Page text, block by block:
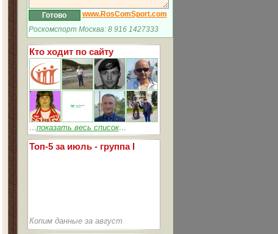
www.RosComSport.com
Роскомспорт Москва: 8 916 1427333
Кто ходит по сайту
...показать весь список...
Топ-5 за июль - группа I
Копим данные за август